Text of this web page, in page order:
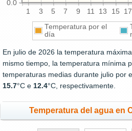
1 3 5 7 9 11 13 15 17
0.0
Temperatura por el
día
En julio de 2026 la temperatura
mismo tiempo, la temperatura mínima
temperaturas medias durante julio por
15.7°C e 12.4°C, respectivamente.
Temperatura del agua en